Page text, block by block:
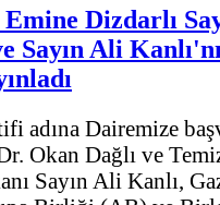
Dizdarlı
Sayın Ali
adına Dairemize
Okan Dağlı ve
Sayın Ali Kanlı,